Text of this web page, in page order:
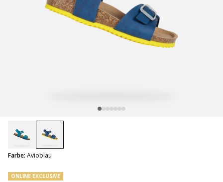
ONLINE EXCLUSIVE
Farbe: Avioblauselected